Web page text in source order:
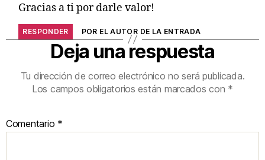
Gracias a ti por darle valor!
RESPONDER POR EL AUTOR DE LA ENTRADA
Deja una respuesta
Tu dirección de correo electrónico no será publicada.
Los campos obligatorios están marcados con *
Comentario *